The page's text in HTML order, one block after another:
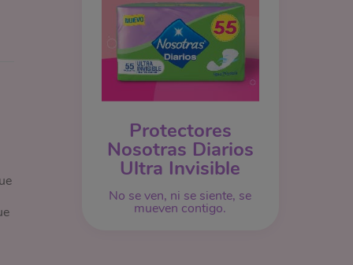
Protectores
Nosotras Diarios
Ultra Invisible
No se ven, ni se siente, se
mueven contigo.